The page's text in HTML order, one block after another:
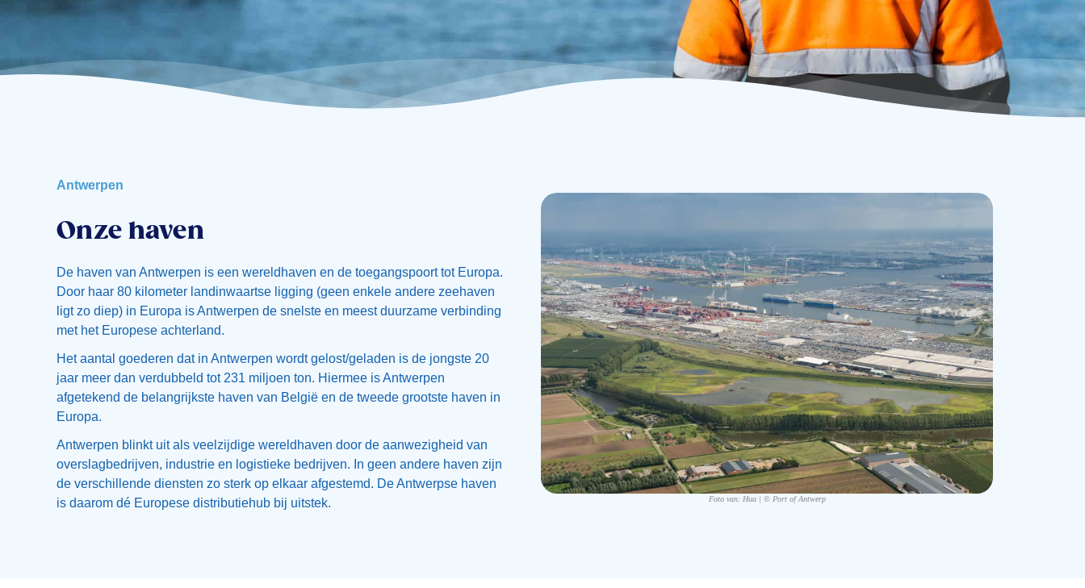
Antwerpen
Onze haven
De haven van Antwerpen is een wereldhaven en de toegangspoort tot Europa.
Door haar 80 kilometer landinwaartse ligging (geen enkele andere zeehaven
ligt zo diep) in Europa is Antwerpen de snelste en meest duurzame verbinding
met het Europese achterland.
Het aantal goederen dat in Antwerpen wordt gelost/geladen is de jongste 20
jaar meer dan verdubbeld tot 231 miljoen ton. Hiermee is Antwerpen
afgetekend de belangrijkste haven van België en de tweede grootste haven in
Europa.
Antwerpen blinkt uit als veelzijdige wereldhaven door de aanwezigheid van
overslagbedrijven, industrie en logistieke bedrijven. In geen andere haven zijn
de verschillende diensten zo sterk op elkaar afgestemd. De Antwerpse haven
is daarom dé Europese distributiehub bij uitstek.
Foto van: Hua | © Port of Antwerp